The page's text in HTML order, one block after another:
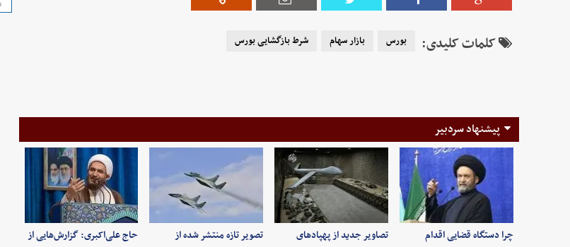
کلمات کلیدی: بورس بازار سهام شرط بازگشایی بورس
پیشنهاد سردبیر
چرا دستگاه قضایی اقدام
تصاویر جدید از پهپادهای
تصویر تازه منتشر شده از
حاج علی‌اکبری: گزارش‌هایی از